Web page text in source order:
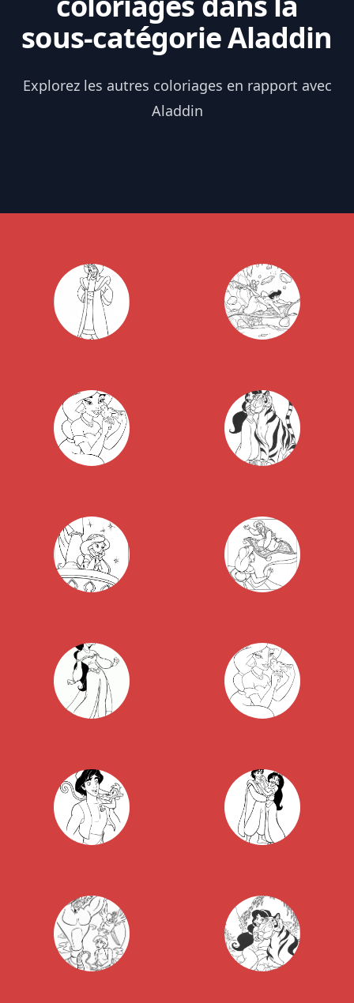
sous-catégorie Aladdin
Explorez les autres coloriages en rapport avec
Aladdin